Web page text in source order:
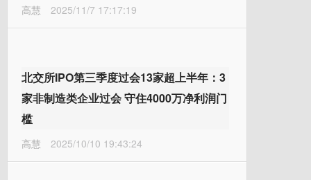
高慧 2025/11/7 17:17:19
北交所IPO第三季度过会13家超上半年：3
家非制造类企业过会 守住4000万净利润门
槛
高慧 2025/10/10 19:43:24